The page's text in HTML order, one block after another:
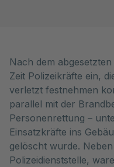
Nach dem
Zeit Polizeikräfte ein,
verletzt festnehmen
parallel mit der
Personenrettung –
Einsatzkräfte ins
gelöscht wurde.
Polizeidienststelle,